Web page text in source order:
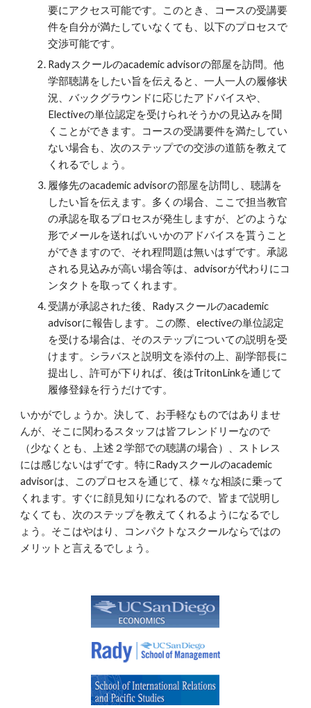
要にアクセス可能です。このとき、コースの受講要
件を自分が満たしていなくても、以下のプロセスで
交渉可能です。
Radyスクールのacademic advisorの部屋を訪問。他
学部聴講をしたい旨を伝えると、一人一人の履修状
況、バックグラウンドに応じたアドバイスや、
Electiveの単位認定を受けられそうかの見込みを聞
くことができます。コースの受講要件を満たしてい
ない場合も、次のステップでの交渉の道筋を教えて
くれるでしょう。
履修先のacademic advisorの部屋を訪問し、聴講を
したい旨を伝えます。多くの場合、ここで担当教官
の承認を取るプロセスが発生しますが、どのような
形でメールを送ればいいかのアドバイスを貰うこと
ができますので、それ程問題は無いはずです。承認
される見込みが高い場合等は、advisorが代わりにコ
ンタクトを取ってくれます。
受講が承認された後、Radyスクールのacademic
advisorに報告します。この際、electiveの単位認定
を受ける場合は、そのステップについての説明を受
けます。シラバスと説明文を添付の上、副学部長に
提出し、許可が下りれば、後はTritonLinkを通じて
履修登録を行うだけです。
いかがでしょうか。決して、お手軽なものではありませ
んが、そこに関わるスタッフは皆フレンドリーなので
（少なくとも、上述２学部での聴講の場合）、ストレス
には感じないはずです。特にRadyスクールのacademic
advisorは、このプロセスを通じて、様々な相談に乗って
くれます。すぐに顔見知りになれるので、皆まで説明し
なくても、次のステップを教えてくれるようになるでし
ょう。そこはやはり、コンパクトなスクールならではの
メリットと言えるでしょう。